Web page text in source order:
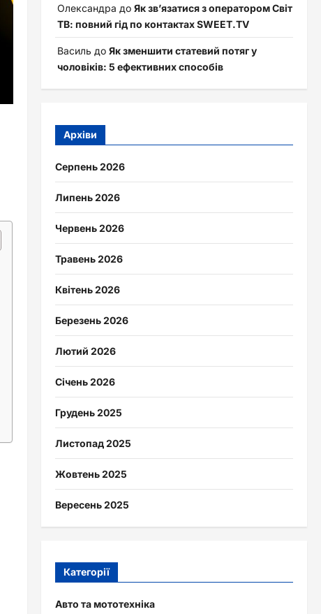
Олександра до Як зв’язатися з оператором Світ
ТВ: повний гід по контактах SWEET.TV
Василь до Як зменшити статевий потяг у
чоловіків: 5 ефективних способів
Архіви
Серпень 2026
Липень 2026
Червень 2026
Травень 2026
Квітень 2026
Березень 2026
Лютий 2026
Січень 2026
Грудень 2025
Листопад 2025
Жовтень 2025
Вересень 2025
Категорії
Авто та мототехніка